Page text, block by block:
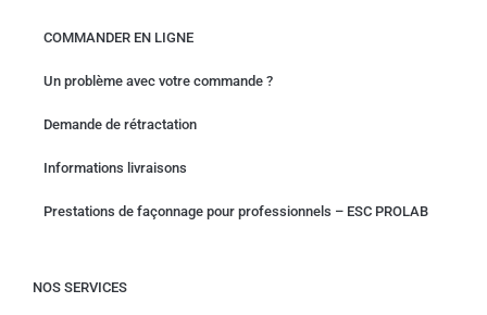
COMMANDER EN LIGNE
Un problème avec votre commande ?
Demande de rétractation
Informations livraisons
Prestations de façonnage pour professionnels – ESC PROLAB
NOS SERVICES